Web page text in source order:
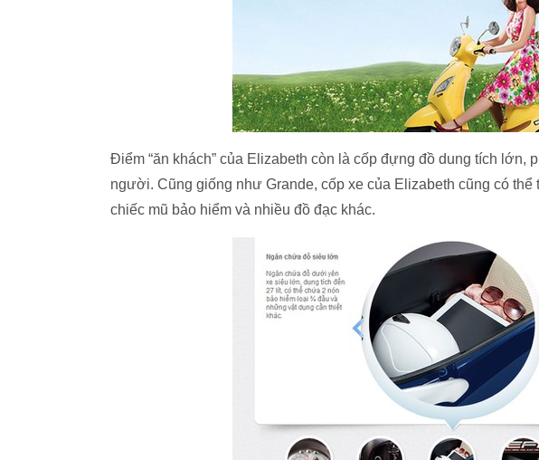
Điểm “ăn khách” của Elizabeth còn là cốp đựng đồ dung tích lớn,
người. Cũng giống như Grande, cốp xe của Elizabeth cũng có
chiếc mũ bảo hiểm và nhiều đồ đạc khác.